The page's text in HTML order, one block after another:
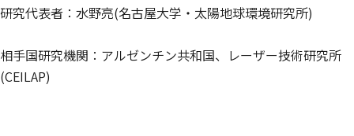
研究代表者：水野亮(名古屋大学・太陽地球環境研究所)
相手国研究機関：アルゼンチン共和国、レーザー技術研究所
(CEILAP)